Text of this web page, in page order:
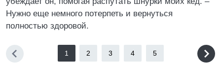
Нужно еще немного потерпеть и вернуться
полностью здоровой.
1 2 3 4 5